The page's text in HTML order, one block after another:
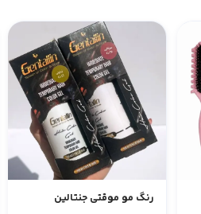
رنگ مو موقتی جنتالین